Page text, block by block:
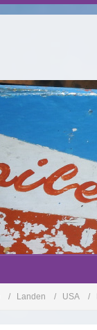
Landen USA